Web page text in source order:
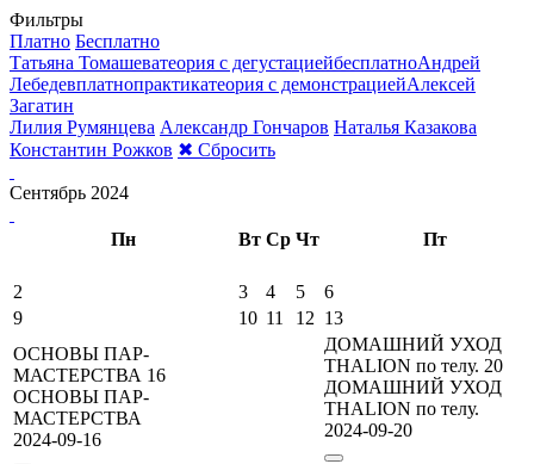
Фильтры
Платно Бесплатно
Татьяна Томашеватеория с дегустациейбесплатноАндрей
Лебедевплатнопрактикатеория с демонстрациейАлексей
Загатин
Лилия Румянцева Александр Гончаров Наталья Казакова
Константин Рожков ✖ Сбросить
Сентябрь 2024
Пн Вт Ср Чт Пт
2 3 4 5
6
9
10 11 12 13
ОСНОВЫ ПАР-
МАСТЕРСТВА 16
ОСНОВЫ ПАР-
МАСТЕРСТВА
2024-09-16
ДОМАШНИЙ УХОД
THALION по телу. 20
ДОМАШНИЙ УХОД
THALION по телу.
2024-09-20